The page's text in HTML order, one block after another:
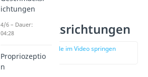
Geschmacksrichtungen
zur Stelle im Video springen
(01:02)
ichtungen
4/6 – Dauer:
04:28
Propriozeptio
n